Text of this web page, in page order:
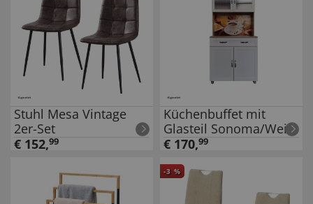
Stuhl Mesa Vintage
2er-Set
€ 152,99
Küchenbuffet mit
Glasteil Sonoma/Weiß
Blanca Bistro
€ 170,99
-3 %